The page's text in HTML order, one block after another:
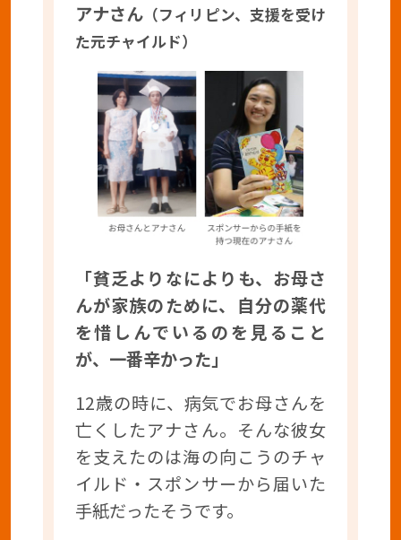
アナさん （フィリピン、支援を受け
た元チャイルド）
「貧乏よりなによりも、お母さ
んが家族のために、自分の薬代
を惜しんでいるのを見ること
が、一番辛かった」
12歳の時に、病気でお母さんを
亡くしたアナさん。そんな彼女
を支えたのは海の向こうのチャ
イルド・スポンサーから届いた
手紙だったそうです。